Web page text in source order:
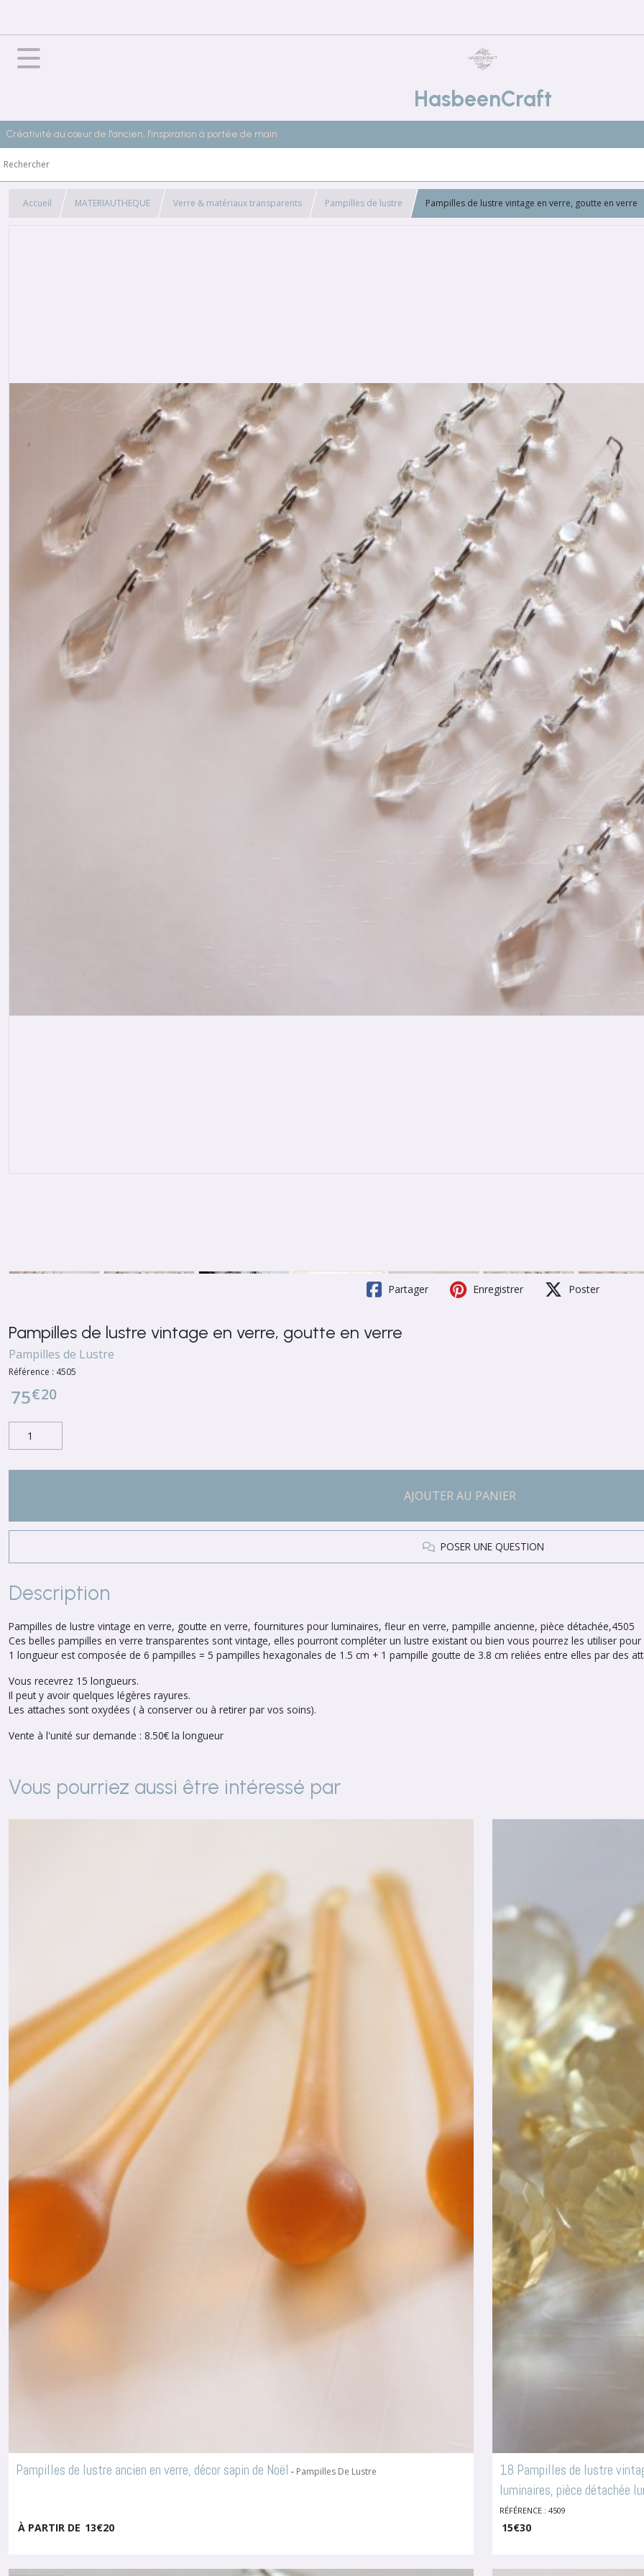
HasbeenCraft
Créativité au cœur de l'ancien, l'inspiration à portée de main
Accueil MATERIAUTHEQUE Verre & matériaux transparents Pampilles de lustre Pampilles de lustre vintage en verre, goutte en verre
Partager Enregistrer Poster
Pampilles de lustre vintage en verre, goutte en verre
Pampilles de Lustre
Référence : 4505
75€20
AJOUTER AU PANIER
POSER UNE QUESTION
Description
Pampilles de lustre vintage en verre, goutte en verre, fournitures pour luminaires, fleur en verre, pampille ancienne, pièce détachée,4505
Ces belles pampilles en verre transparentes sont vintage, elles pourront compléter un lustre existant ou bien vous pourrez les utiliser
1 longueur est composée de 6 pampilles = 5 pampilles hexagonales de 1.5 cm + 1 pampille goutte de 3.8 cm reliées entre elles par des
Vous recevrez 15 longueurs.
Il peut y avoir quelques légères rayures.
Les attaches sont oxydées ( à conserver ou à retirer par vos soins).
Vente à l'unité sur demande : 8.50€ la longueur
Vous pourriez aussi être intéressé par
Pampilles de lustre ancien en verre, décor sapin de Noël - Pampilles De Lustre
À PARTIR DE 13€20
18 Pampilles de lustre
luminaires, pièce détachée
RÉFÉRENCE : 4509
15€30